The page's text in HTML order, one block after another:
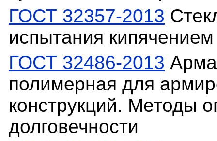
ГОСТ 32357-2013
испытания
ГОСТ 32486-2013
полимерная для
конструкций. Методы
долговечности